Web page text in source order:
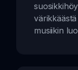
musiikin